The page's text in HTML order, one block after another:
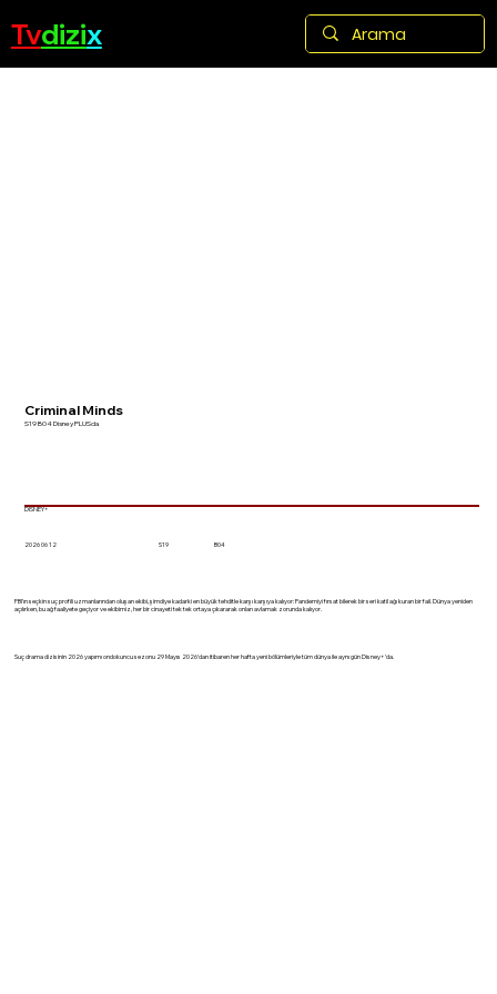
Tvdizix
Criminal Minds
S19 B04 Disney PLUSda
DISNEY+
2026 06 12 S19 B04
FBI'ın seçkin suç profili uzmanlarından oluşan ekibi, şimdiye kadarki en büyük tehditle karşı karşıya kalıyor: Pandemiyi fırsat bilerek bir seri katil ağı kuran bir fail. Dünya yeniden
açılırken, bu ağ faaliyete geçiyor ve ekibimiz, her bir cinayeti tek tek ortaya çıkararak onları avlamak zorunda kalıyor.
Suç drama dizisinin 2026 yapımı ondokuncu sezonu 29 Mayıs 2026'dan itibaren her hafta yeni bölümleriyle tüm dünya ile aynı gün Disney+'da.